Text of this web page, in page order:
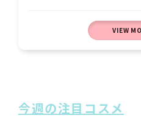
VIEW
今週の注目コスメ